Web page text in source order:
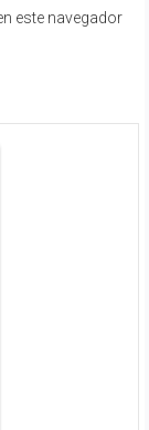
este navegador